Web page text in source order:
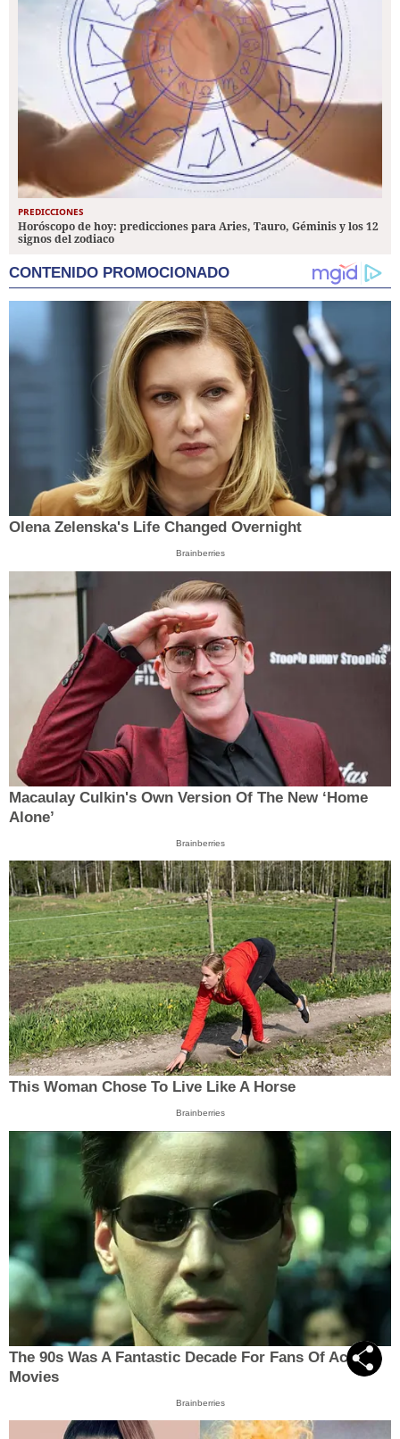
PREDICCIONES
Horóscopo de hoy: predicciones para Aries, Tauro, Géminis y los 12
signos del zodiaco
CONTENIDO PROMOCIONADO
Olena Zelenska's Life Changed Overnight
Brainberries
Macaulay Culkin's Own Version Of The New ‘Home
Alone’
Brainberries
This Woman Chose To Live Like A Horse
Brainberries
The 90s Was A Fantastic Decade For Fans Of Action
Movies
Brainberries